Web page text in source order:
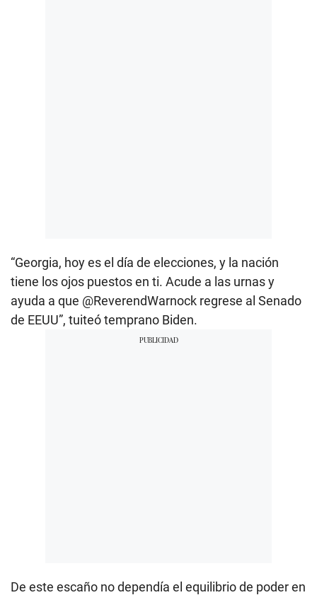
“Georgia, hoy es el día de elecciones, y la nación
tiene los ojos puestos en ti. Acude a las urnas y
ayuda a que @ReverendWarnock regrese al Senado
de EEUU”, tuiteó temprano Biden.
De este escaño no dependía el equilibrio de poder en